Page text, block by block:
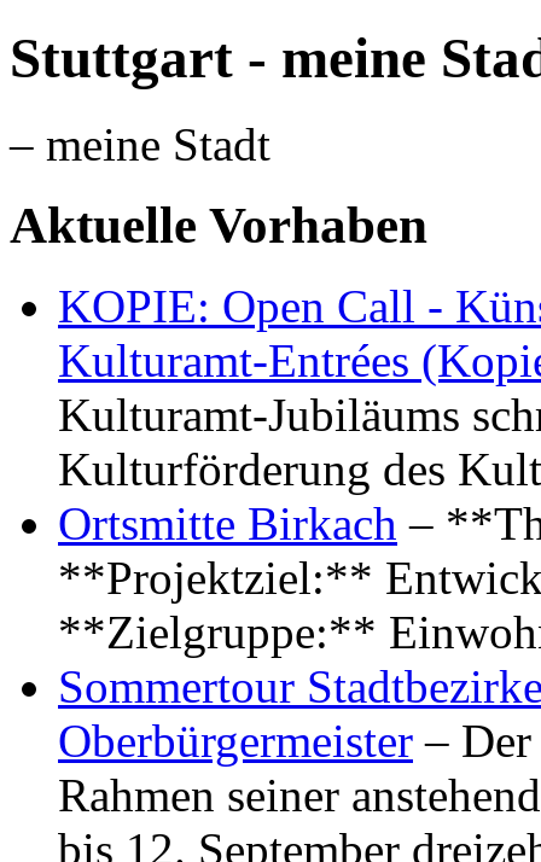
Stuttgart - meine
– meine Stadt
Aktuelle Vorhaben
KOPIE: Open Call -
Kulturamt-Entrées
Kulturamt-Jubiläums
Kulturförderung des
Ortsmitte Birkach –
**Projektziel:**
**Zielgruppe:**
Sommertour
Oberbürgermeister –
Rahmen seiner
bis 12. September